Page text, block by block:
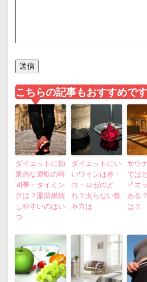
こちらの記事もおすすめです
ダイエットに効
果的な運動の時
間帯・タイミン
グは？脂肪燃焼
しやすいのはい
つ
ダイエットにい
いワインは赤・
白・ロゼのど
れ？太らない飲
み方は
サウ
では
イエ
ある
は？